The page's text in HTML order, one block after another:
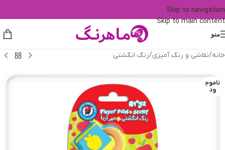
Skip to navigation
Skip to main content
منو
خانه/نقاشی و رنگ آمیزی/رنگ انگشتی
ناموج
ود